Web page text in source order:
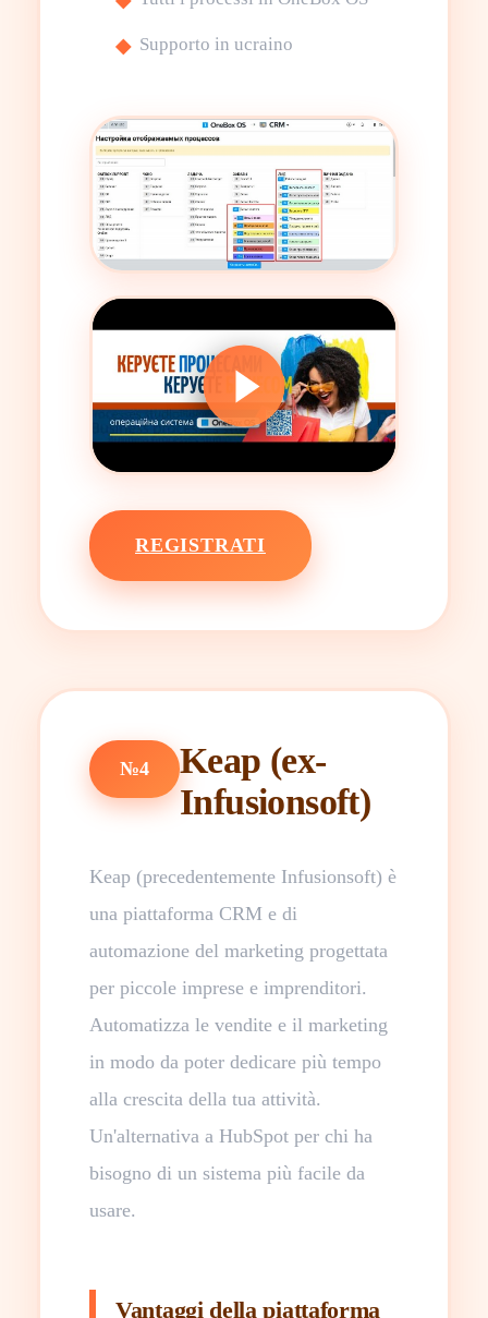
Supporto in ucraino
REGISTRATI
№4
Keap (ex-
Infusionsoft)
Keap (precedentemente Infusionsoft) è
una piattaforma CRM e di
automazione del marketing progettata
per piccole imprese e imprenditori.
Automatizza le vendite e il marketing
in modo da poter dedicare più tempo
alla crescita della tua attività.
Un'alternativa a HubSpot per chi ha
bisogno di un sistema più facile da
usare.
Vantaggi della piattaforma